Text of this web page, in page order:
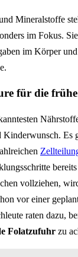
Mineralstoffe
im Fokus.
im Körper
für die
Kinderwunsch. Es
bereits
vollziehen,
vor einer
raten dazu,
Folatzufuhr zu